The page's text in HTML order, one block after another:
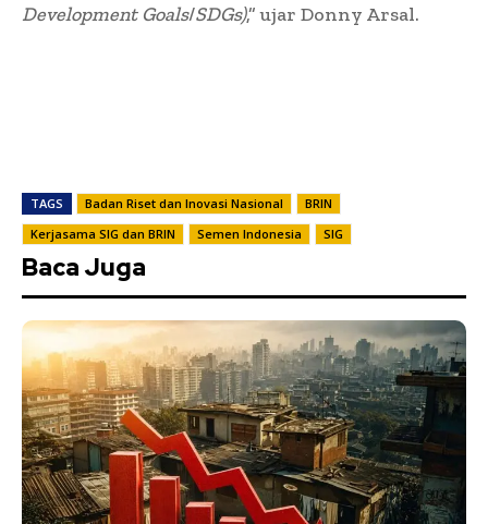
Development Goals/SDGs),” ujar Donny Arsal.
TAGS Badan Riset dan Inovasi Nasional
BRIN
Kerjasama SIG dan BRIN
Semen Indonesia SIG
Baca Juga